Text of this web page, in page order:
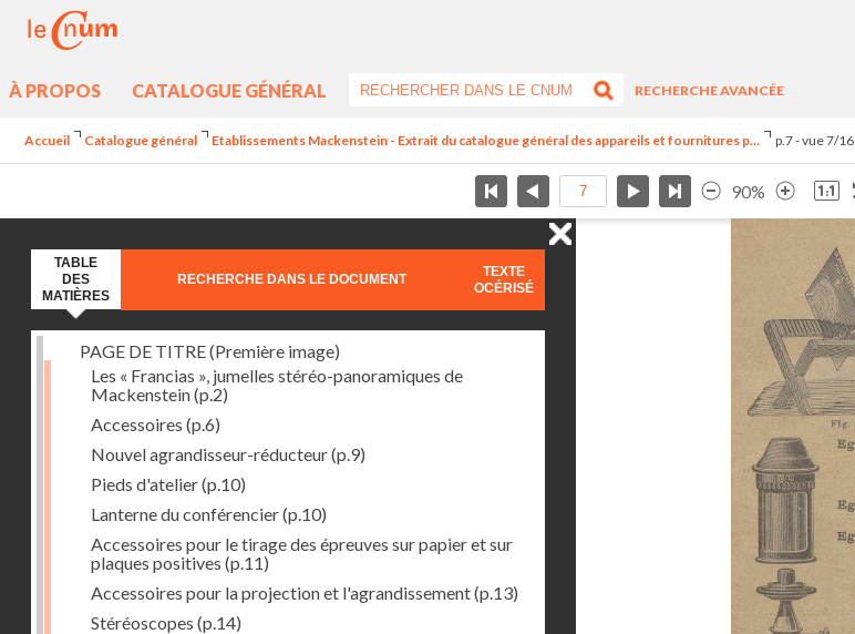
À PROPOS CATALOGUE GÉNÉRAL
RECHERCHE AVANCÉE
Accueil Catalogue général Etablissements Mackenstein - Extrait du catalogue général des appareils et fournitures p... p.7 - vue 7/16
90%
TABLE
DES
MATIÈRES
RECHERCHE DANS LE DOCUMENT
TEXTE
OCÉRISÉ
PAGE DE TITRE (Première image)
Les « Francias », jumelles stéréo-panoramiques de
Mackenstein(p.2)
Accessoires (p.6)
Nouvel agrandisseur-réducteur(p.9)
Pieds d'atelier(p.10)
Lanterne du conférencier(p.10)
Accessoires pour le tirage des épreuves sur papier et sur
plaques positives (p.11)
Accessoires pour la projection et l'agrandissement(p.13)
Stéréoscopes (p.14)